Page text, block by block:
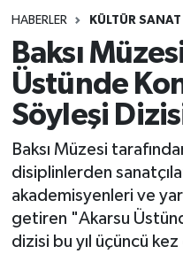
HABERLER KÜLTÜR SANAT
Baksı
Üstünde
Söyleşi
Baksı Müzesi
disiplinlerden
akademisyenleri ve
getiren "Akarsu
dizisi bu yıl üçüncü
Süper Lig Puan
Tüm Manşetler
Son Dakika
Haber Arşivi